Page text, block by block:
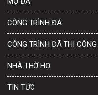
CÔNG TRÌNH ĐÁ
CÔNG TRÌNH ĐÃ THI CÔNG
NHÀ THỜ HỌ
TIN TỨC